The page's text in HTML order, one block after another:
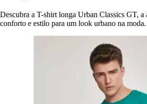
Descubra a T-shirt longa Urban Classics GT, a
conforto e estilo para um look urbano na moda.